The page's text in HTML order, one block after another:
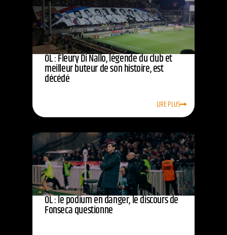
OL : Fleury Di Nallo, légende du club et
meilleur buteur de son histoire, est
décédé
LIRE PLUS
OL : le podium en danger, le discours de
Fonseca questionne